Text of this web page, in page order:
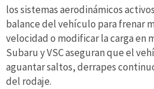
los sistemas aerodinámicos
balance del vehículo para frenar
velocidad o modificar la carga en
Subaru y VSC aseguran que el
aguantar saltos, derrapes
del rodaje.